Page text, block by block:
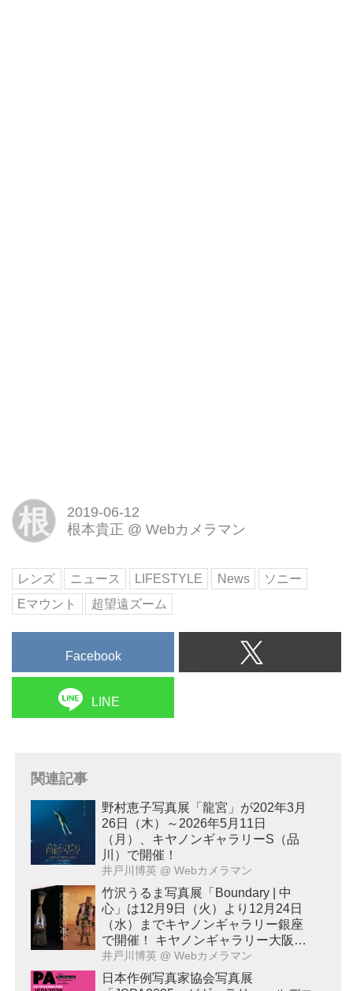
根
2019-06-12
根本貴正 @ Webカメラマン
レンズ ニュース LIFESTYLE News
ソニー
Eマウント
超望遠ズーム
Facebook
LINE
関連記事
野村恵子写真展「龍宮」が202年3月
26日（木）～2026年5月11日
（月）、キヤノンギャラリーS（品
川）で開催！
井戸川博英 @ Webカメラマン
竹沢うるま写真展「Boundary | 中
心」は12月9日（火）より12月24日
（水）までキヤノンギャラリー銀座
で開催！ キヤノンギャラリー大阪で
は2026年2月17日（火）～2月28日
（土）に開催予定！
井戸川博英 @ Webカメラマン
日本作例写真家協会写真展